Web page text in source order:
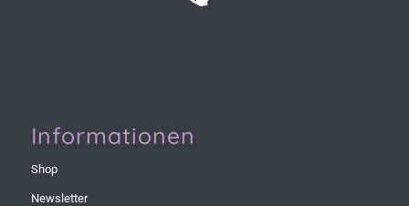
Informationen
Shop
Newsletter